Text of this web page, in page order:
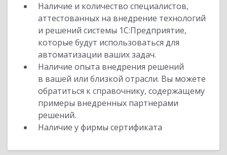
Наличие и количество специалистов,
аттестованных на внедрение технологий
и решений системы 1С:Предприятие,
которые будут использоваться для
автоматизации ваших задач.
Наличие опыта внедрения решений
в вашей или близкой отрасли. Вы можете
обратиться к справочнику, содержащему
примеры внедренных партнерами
решений.
Наличие у фирмы сертификата